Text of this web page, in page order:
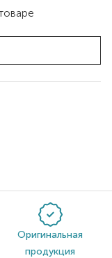
Оригинальная
продукция